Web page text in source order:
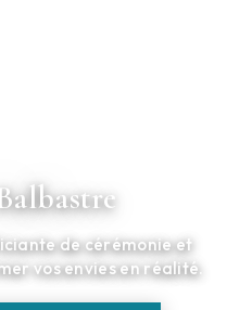
de cérémonie et
vos envies en réalité.